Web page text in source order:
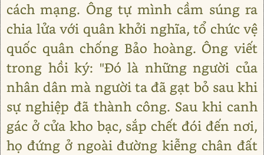
cách mạng. Ông tự mình cầm súng ra
chia lửa với quân khởi nghĩa, tổ chức vệ
quốc quân chống Bảo hoàng. Ông viết
trong hồi ký: "Đó là những người của
nhân dân mà người ta đã gạt bỏ sau khi
sự nghiệp đã thành công. Sau khi canh
gác ở cửa kho bạc, sắp chết đói đến nơi,
họ đứng ở ngoài đường kiễng chân đất